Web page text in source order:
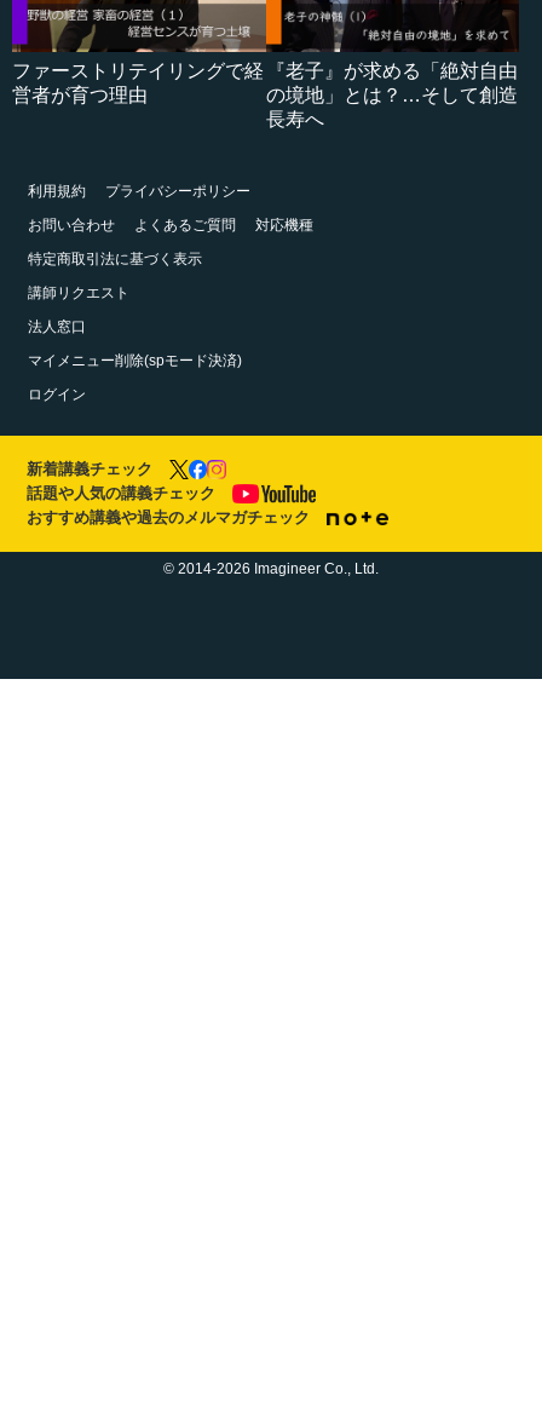
ファーストリテイリングで経
営者が育つ理由
『老子』が求める「絶対自由
の境地」とは？…そして創造
長寿へ
利用規約
プライバシーポリシー
お問い合わせ
よくあるご質問
対応機種
特定商取引法に基づく表示
講師リクエスト
法人窓口
マイメニュー削除(spモード決済)
ログイン
新着講義チェック
話題や人気の講義チェック
おすすめ講義や過去のメルマガチェック
© 2014-2026 Imagineer Co., Ltd.